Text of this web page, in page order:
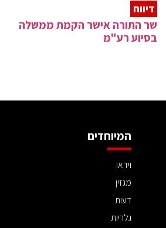
דיווח
שר התורה אישר הקמת ממשלה
בסיוע רע"מ
המיוחדים
וידאו
מגזין
דעות
גלריות